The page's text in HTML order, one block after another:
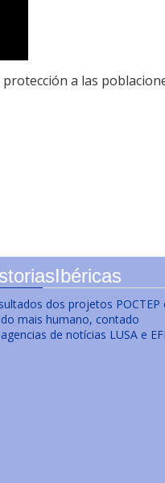
a las
protección e intervención
dos projetos POCTEP
mais humano, contado
de notícias LUSA e